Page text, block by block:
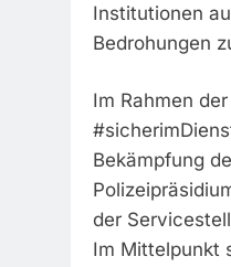
Institutionen
Bedrohungen
Im Rahmen
Bekämpfung
der
Im Mittelpunkt